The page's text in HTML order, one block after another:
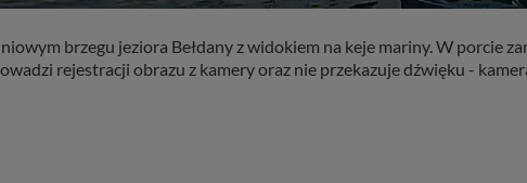
brzegu jeziora Bełdany z widokiem na keje mariny. W porcie
rejestracji obrazu z kamery oraz nie przekazuje dźwięku -